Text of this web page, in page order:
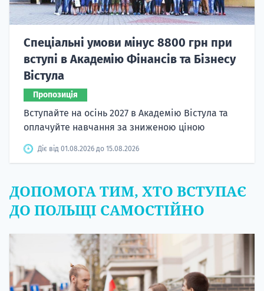
Спеціальні умови мінус 8800 грн при
вступі в Академію Фінансів та Бізнесу
Вістула
Пропозиція
Вступайте на осінь 2027 в Академію Вістула та
оплачуйте навчання за зниженою ціною
Діє від 01.08.2026 до 15.08.2026
ДОПОМОГА ТИМ, ХТО ВСТУПАЄ
ДО ПОЛЬЩІ САМОСТІЙНО